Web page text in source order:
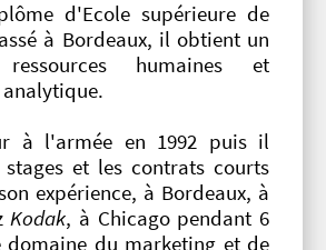
d'Ecole supérieure de
à Bordeaux, il obtient un
humaines et
à l'armée en 1992 puis il
stages et les contrats courts
expérience, à Bordeaux, à
Kodak, à Chicago pendant 6
domaine du marketing et de